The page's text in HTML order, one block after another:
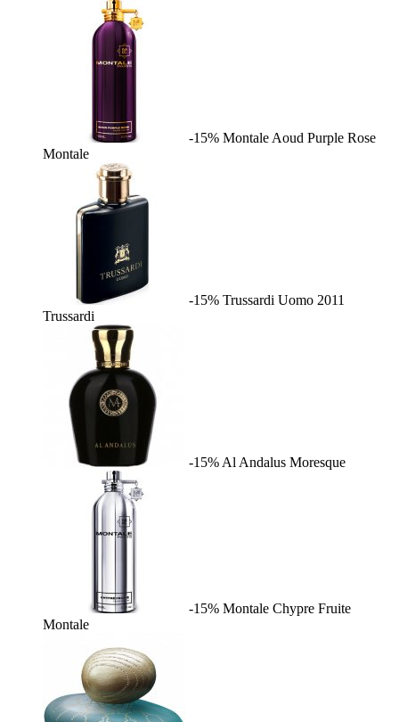
-15% Montale Aoud Purple Rose
Montale
-15% Trussardi Uomo 2011
Trussardi
-15% Al Andalus Moresque
-15% Montale Chypre Fruite
Montale